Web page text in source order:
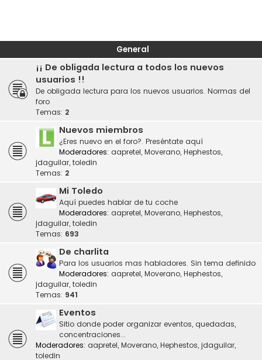
General
¡¡ De obligada lectura a todos los nuevos
usuarios !!
De obligada lectura para los nuevos usuarios. Normas del
foro
Temas: 2
Nuevos miembros
¿Eres nuevo en el foro?. Preséntate aquí
Moderadores: aapretel, Moverano, Hephestos,
jdaguilar, toledin
Temas: 2
Mi Toledo
Aquí puedes hablar de tu coche
Moderadores: aapretel, Moverano, Hephestos,
jdaguilar, toledin
Temas: 693
De charlita
Para los usuarios mas habladores. Sin tema definido
Moderadores: aapretel, Moverano, Hephestos,
jdaguilar, toledin
Temas: 941
Eventos
Sitio donde poder organizar eventos, quedadas,
concentraciones...
Moderadores: aapretel, Moverano, Hephestos, jdaguilar,
toledin